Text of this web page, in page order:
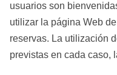
usuarios son
utilizar la página Web
reservas. La utilización
previstas en cada caso,